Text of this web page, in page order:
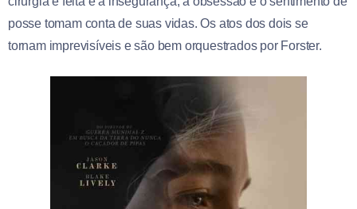
posse tomam conta de suas vidas. Os atos dos dois se
tornam imprevisíveis e são bem orquestrados por Forster.